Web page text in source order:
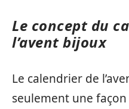
Le concept du
l’avent bijoux
Le calendrier de
seulement une